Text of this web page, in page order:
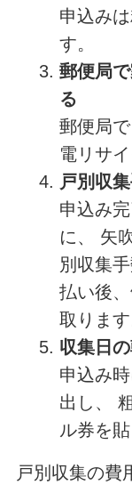
申込み
す。
郵便局
る
郵便局
電リサ
戸別収
申込み
に、 矢
別収集
払い後
取ります
収集日
申込み
出し、
ル券を
戸別収集の費